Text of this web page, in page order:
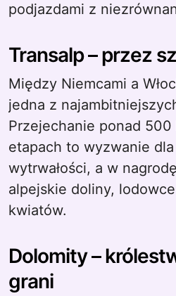
podjazdami z
Transalp – przez
Między Niemcami a
jedna z
Przejechanie ponad
etapach to wyzwanie
wytrwałości, a w
alpejskie doliny,
kwiatów.
Dolomity –
grani